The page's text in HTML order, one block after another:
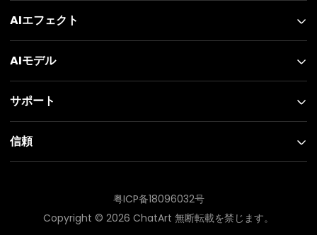
AIエフェクト
AIモデル
サポート
信頼
粤ICP备18096032号
Copyright © 2026 ChatArt 無断転載を禁じます。